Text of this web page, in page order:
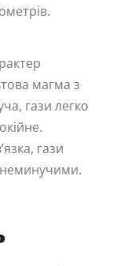
магма з
гази легко
гази